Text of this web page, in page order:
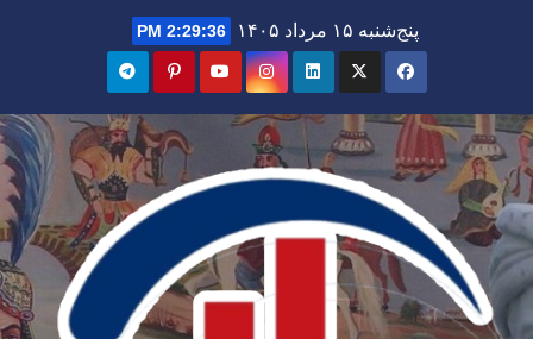
پنج‌شنبه ۱۵ مرداد ۱۴۰۵ 2:29:38 PM